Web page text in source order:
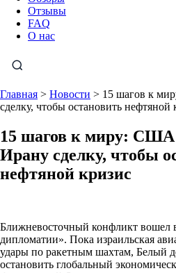
Отзывы
FAQ
О нас
Главная > Новости > 15 шагов к
сделку, чтобы остановить нефтяной
15 шагов к миру: США
Ирану сделку, чтобы
нефтяной кризис
Ближневосточный конфликт вошел
дипломатии». Пока израильская
удары по ракетным шахтам, Белый
остановить глобальный